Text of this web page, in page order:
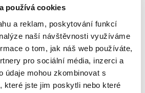
používá cookies
a reklam, poskytování funkcí
naší návštěvnosti využíváme
o tom, jak náš web používáte,
pro sociální média, inzerci a
údaje mohou zkombinovat s
které jste jim poskytli nebo které
na worskshop zaměřený na
platformy Cyberint od společnosti
modulů, jako jsou Attack
aBrand protection. Během této
s novinkami a trendy, které byly
konferenciEMEA CPX2025.